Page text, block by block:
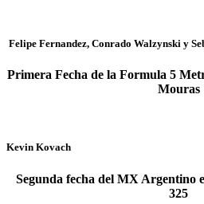
Felipe Fernandez, Conrado Walzynski y
Primera Fecha de la Formula 5
Mouras
Kevin Kovach
Segunda fecha del MX Argentino
325